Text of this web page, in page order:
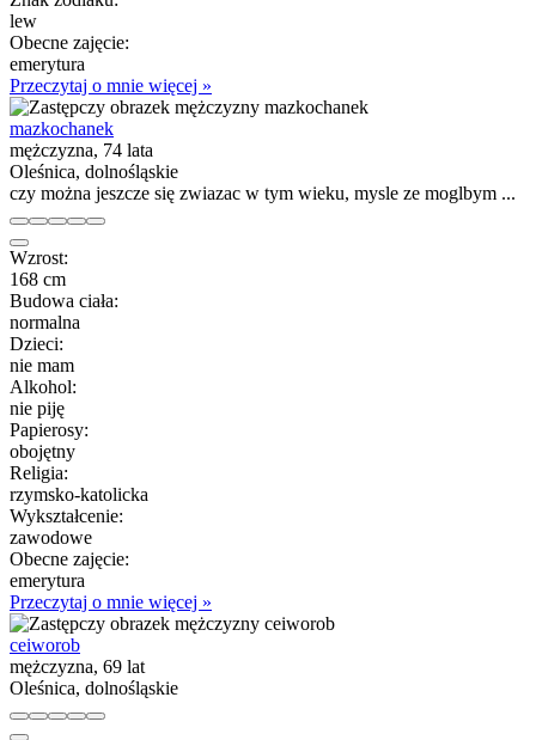
lew
Obecne zajęcie:
emerytura
Przeczytaj o mnie więcej »
mazkochanek
mężczyzna, 74 lata
Oleśnica, dolnośląskie
czy można jeszcze się zwiazac w tym wieku, mysle ze moglbym ...
Wzrost:
168 cm
Budowa ciała:
normalna
Dzieci:
nie mam
Alkohol:
nie piję
Papierosy:
obojętny
Religia:
rzymsko-katolicka
Wykształcenie:
zawodowe
Obecne zajęcie:
emerytura
Przeczytaj o mnie więcej »
ceiworob
mężczyzna, 69 lat
Oleśnica, dolnośląskie